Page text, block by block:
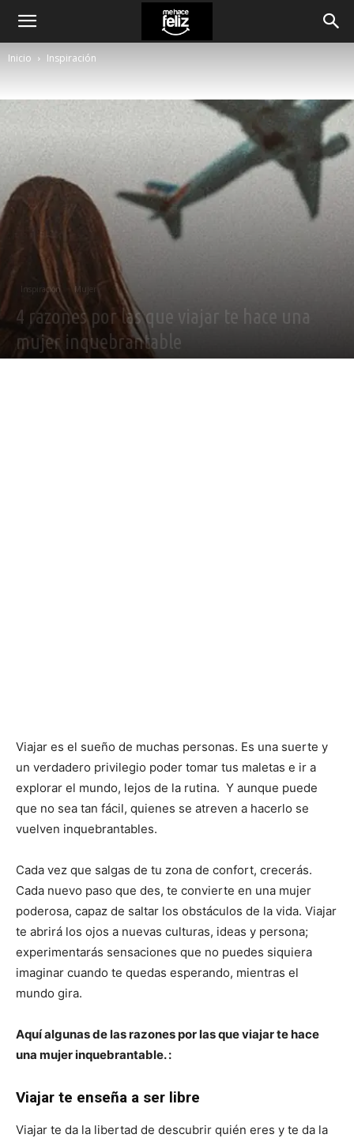
Inicio Inspiración
Inspiración Mujer
4 razones por las que viajar te hace una
mujer inquebrantable
Viajar es el sueño de muchas personas. Es una suerte y
un verdadero privilegio poder tomar tus maletas e ir a
explorar el mundo, lejos de la rutina. Y aunque puede
que no sea tan fácil, quienes se atreven a hacerlo se
vuelven inquebrantables.
Cada vez que salgas de tu zona de confort, crecerás.
Cada nuevo paso que des, te convierte en una mujer
poderosa, capaz de saltar los obstáculos de la vida. Viajar
te abrirá los ojos a nuevas culturas, ideas y persona;
experimentarás sensaciones que no puedes siquiera
imaginar cuando te quedas esperando, mientras el
mundo gira.
Aquí algunas de las razones por las que viajar te hace
una mujer inquebrantable. :
Viajar te enseña a ser libre
Viajar te da la libertad de descubrir quién eres y te da la